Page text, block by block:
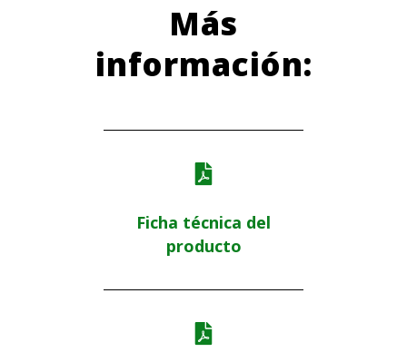
Más
información:
Ficha técnica del
producto​